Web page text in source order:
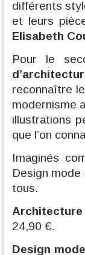
différents
et leurs
Elisabeth
Pour le
reconnaître
modernisme
illustrations
que l’on
Imaginés
Design
tous.
24,90 €.
Design